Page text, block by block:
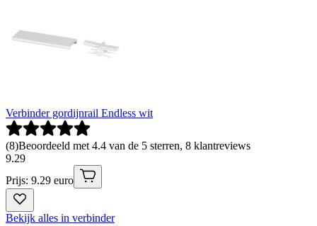
Verbinder gordijnrail Endless wit
(8)Beoordeeld met 4.4 van de 5 sterren, 8 klantreviews
9.29
Prijs: 9.29 euro
Bekijk alles in verbinder